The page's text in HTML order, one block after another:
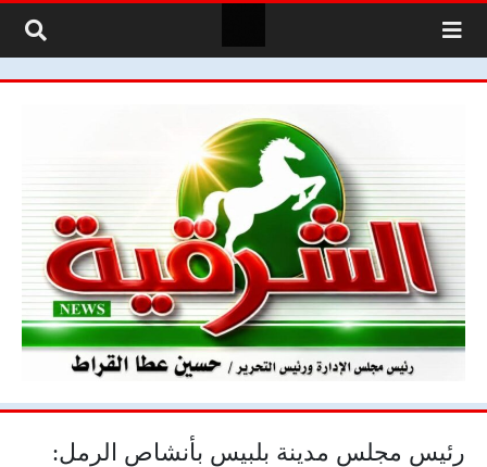
رئيس مجلس مدينة بلبيس بأنشاص الرمل: